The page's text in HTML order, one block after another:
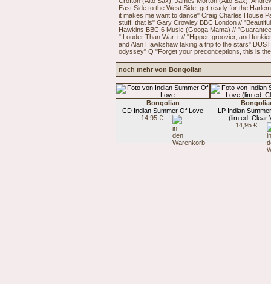
East Side to the West Side, get ready for the
it makes me want to dance" Craig Charles House
stuff, that is" Gary Crowley BBC London //
Hawkins BBC 6 Music (Googa Mama) //
" Louder Than War + // "Hipper, groovier, and
and Alan Hawkshaw taking a trip to the stars"
odyssey" Q "Forget your preconceptions, this is
noch mehr von Bongolian
Bongolian
CD Indian Summer Of Love
14,95 €
LP Indian
(lim.ed. Clear
14,95 €